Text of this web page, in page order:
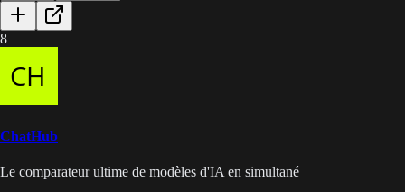
8
ChatHub
Le comparateur ultime de modèles d'IA en simultané